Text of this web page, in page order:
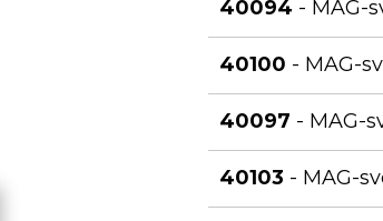
40094 - MAG-
40100 - MAG-
40097 - MAG-
40103 - MAG-